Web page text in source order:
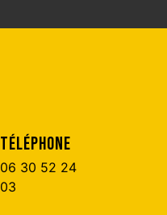
TÉLÉPHONE
06 30 52 24
03